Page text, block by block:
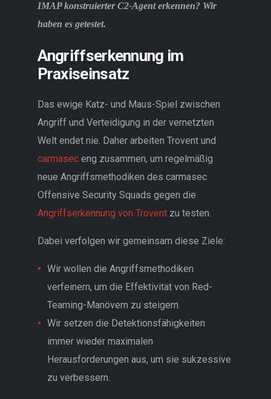
IMAP konstruierter C2-Agent erkennen? Wir
haben es getestet.
Angriffserkennung im
Praxiseinsatz
Das ewige Katz- und Maus-Spiel zwischen
Angriff und Verteidigung in der vernetzten
Welt endet nie. Daher arbeiten Trovent und
carmaseceng zusammen, um regelmäßig
neue Angriffsmethodiken des carmasec
Offensive Security Squads gegen die
Angriffserkennung von Troventzu testen.
Dabei verfolgen wir gemeinsam diese Ziele:
Wir wollen die Angriffsmethodiken
verfeinern, um die Effektivität von Red-
Teaming-Manövern zu steigern.
Wir setzen die Detektionsfähigkeiten
immer wieder maximalen
Herausforderungen aus, um sie sukzessive
zu verbessern.